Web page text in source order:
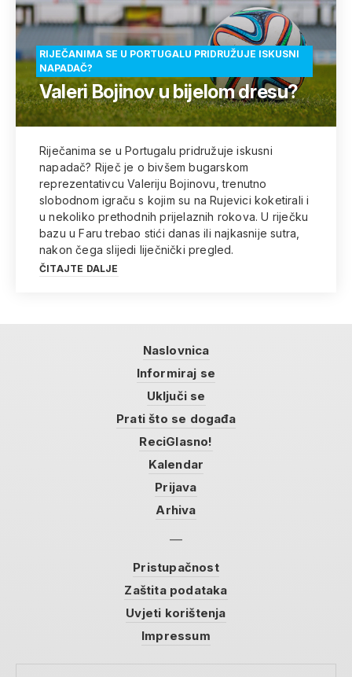
RIJEČANIMA SE U PORTUGALU PRIDRUŽUJE ISKUSNI
NAPADAČ?
Valeri Bojinov u bijelom dresu?
Riječanima se u Portugalu pridružuje iskusni
napadač? Riječ je o bivšem bugarskom
reprezentativcu Valeriju Bojinovu, trenutno
slobodnom igraču s kojim su na Rujevici koketirali i
u nekoliko prethodnih prijelaznih rokova. U riječku
bazu u Faru trebao stići danas ili najkasnije sutra,
nakon čega slijedi liječnički pregled.
ČITAJTE DALJE
Naslovnica
Informiraj se
Uključi se
Prati što se događa
ReciGlasno!
Kalendar
Prijava
Arhiva
Pristupačnost
Zaštita podataka
Uvjeti korištenja
Impressum